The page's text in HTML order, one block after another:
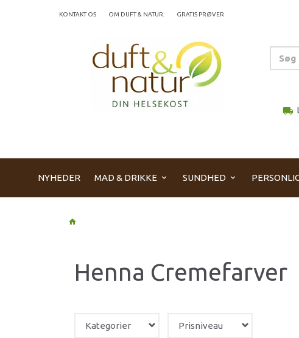
KONTAKT OS OM DUFT & NATUR. GRATIS PRØVER
local_shipping
NYHEDER MAD & DRIKKE SUNDHED
Henna Cremefarver
Kategorier Prisniveau